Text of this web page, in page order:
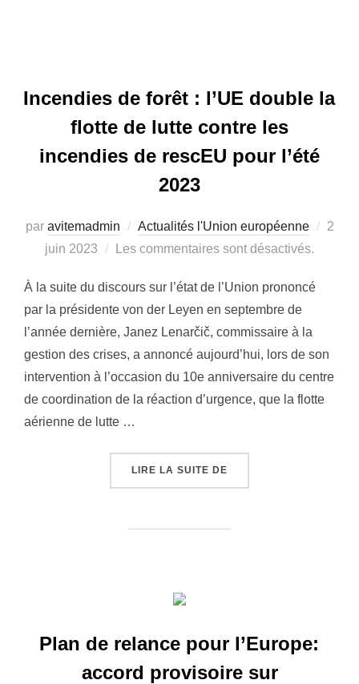
Incendies de forêt : l’UE double la
flotte de lutte contre les
incendies de rescEU pour l’été
2023
par avitemadmin Actualités l'Union européenne
2
juin 2023
Les commentaires sont désactivés.
À la suite du discours sur l’état de l’Union prononcé
par la présidente von der Leyen en septembre de
l’année dernière, Janez Lenarčič, commissaire à la
gestion des crises, a annoncé aujourd’hui, lors de son
intervention à l’occasion du 10e anniversaire du centre
de coordination de la réaction d’urgence, que la flotte
aérienne de lutte …
LIRE LA SUITE DE
Plan de relance pour l’Europe:
accord provisoire sur